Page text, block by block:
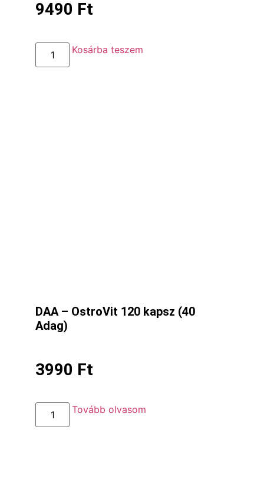
9490 Ft
Kosárba teszem
DAA – OstroVit 120 kapsz (40
Adag)
3990 Ft
Tovább olvasom